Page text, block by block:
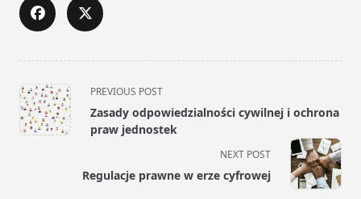
<span
class="nav-
subtitle
text">Page</span>
PREVIOUS POST
Zasady odpowiedzialności cywilnej i ochrona
praw jednostek
NEXT POST
Regulacje prawne w erze cyfrowej